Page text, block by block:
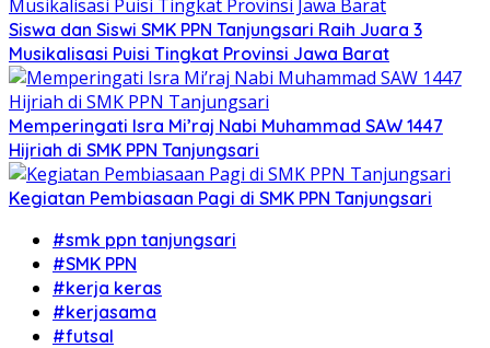
Siswa dan Siswi SMK PPN Tanjungsari Raih Juara 3
Musikalisasi Puisi Tingkat Provinsi Jawa Barat
Memperingati Isra Mi’raj Nabi Muhammad SAW 1447
Hijriah di SMK PPN Tanjungsari
Kegiatan Pembiasaan Pagi di SMK PPN Tanjungsari
#smk ppn tanjungsari
#SMK PPN
#kerja keras
#kerjasama
#futsal